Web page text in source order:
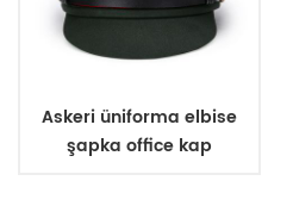
Askeri üniforma elbise
şapka office kap